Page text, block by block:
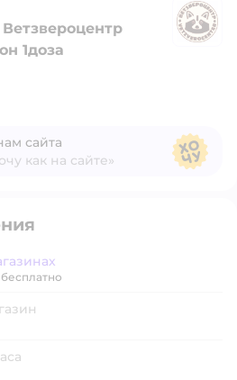
1доза
сайта
как на сайте»
доставки.